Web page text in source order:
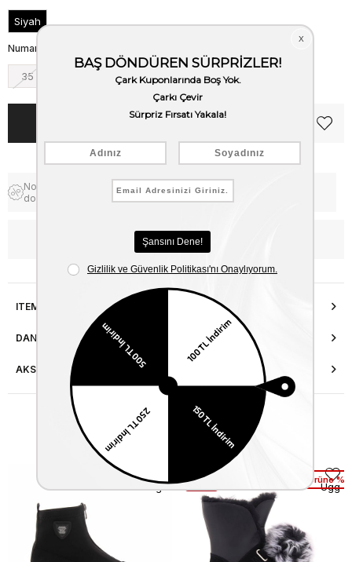
Siyah
Numara
35 37 38 39
Notify me when the price goes
down
WhatsApp’tan Bilgi Al
ITEM FEATURES
DANIŞMA HATTI
AKSESUAR ONARIMI
Similar Items
Rouge
1. Ürüne %10 2. Ürüne %25 İndirim
Ugg
1. Ürüne